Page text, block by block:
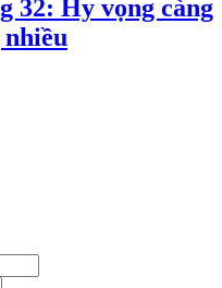
32: Hy vọng càng